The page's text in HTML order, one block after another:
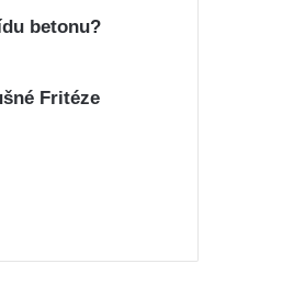
betonu?
Fritéze